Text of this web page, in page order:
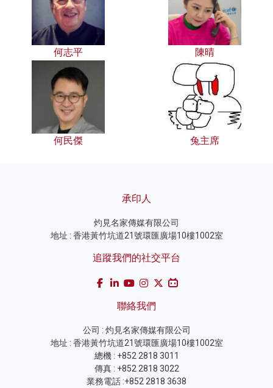
何志平 陳晴
何民傑 兔主席
承印人
灼見名家傳媒有限公司
地址 : 香港黃竹坑道21號環匯廣場10樓1002室
追蹤我們的社交平台
聯絡我們
公司 : 灼見名家傳媒有限公司
地址 : 香港黃竹坑道21號環匯廣場10樓1002室
總機 : +852 2818 3011
傳真 : +852 2818 3022
業務電話 :+852 2818 3638